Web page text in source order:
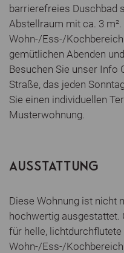
barrierefreies Duschbad
Abstellraum mit ca. 3
Wohn-/Ess-/
gemütlichen Abenden
Besuchen Sie unser Info
Straße, das jeden
Sie einen individuellen
Musterwohnung.
AUSSTATTUNG
Diese Wohnung ist nicht
hochwertig
für helle,
Wohn-/Ess-/